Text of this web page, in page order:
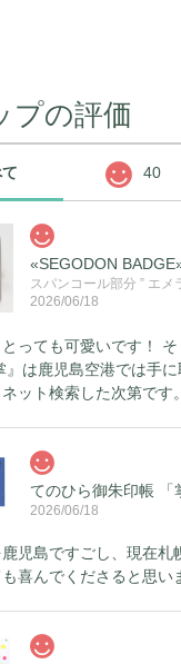
プの評価
40
«SEGODON
スパンコール部分 ” エメ
2026/06/18
っても可愛いです！
』は鹿児島空港では手
ネット検索した次第で
てのひら御朱印帳 「
2026/06/18
児島ですごし、現在
喜んでくださると思い